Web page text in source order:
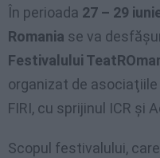
În perioada 27 – 29
Romania se va
Festivalului
organizat de
FIRI, cu sprijinul ICR şi
Scopul festivalului,